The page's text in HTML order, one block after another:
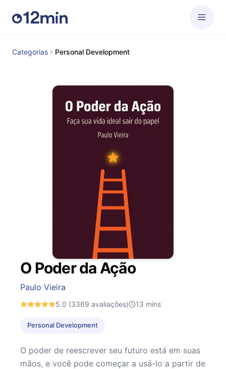
Categorias Personal Development
O Poder da Ação
Paulo Vieira
5.0 (3369 avaliações) 13 mins
Personal Development
O poder de reescrever seu futuro está em suas
mãos, e você pode começar a usá-lo a partir de